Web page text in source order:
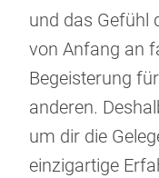
und das Gefühl
von Anfang an
Begeisterung
anderen.
um dir die
einzigartige